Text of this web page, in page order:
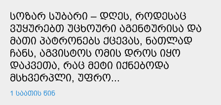
ᲡᲝᲖᲐᲠ ᲡᲣᲑᲐᲠᲘ – ᲓᲦᲔᲡ, ᲠᲝᲓᲔᲡᲐᲪ
ᲕᲣᲧᲣᲠᲔᲑᲗ ᲣᲪᲮᲝᲣᲠᲘ ᲐᲒᲔᲜᲢᲣᲠᲘᲡᲐ ᲓᲐ
ᲛᲐᲗᲘ ᲞᲐᲢᲠᲝᲜᲔᲑᲡ ᲥᲪᲔᲕᲐᲡ, ᲜᲐᲗᲚᲐᲓ
ᲩᲐᲜᲡ, ᲐᲒᲕᲘᲡᲢᲝᲡ ᲝᲛᲘᲡ ᲓᲠᲝᲡ ᲘᲧᲝ
ᲓᲐᲙᲕᲔᲗᲐ, ᲠᲐᲪ ᲛᲔᲢᲘ ᲘᲥᲜᲔᲑᲝᲓᲐ
ᲛᲡᲮᲕᲔᲠᲞᲚᲘ, ᲣᲤᲠᲝ...
1 ᲡᲐᲐᲗᲘᲡ ᲬᲘᲜ